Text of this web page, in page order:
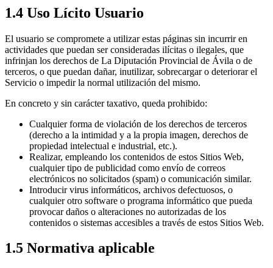
1.4 Uso Lícito Usuario
El usuario se compromete a utilizar estas páginas sin incurrir en
actividades que puedan ser consideradas ilícitas o ilegales, que
infrinjan los derechos de La Diputación Provincial de Ávila o de
terceros, o que puedan dañar, inutilizar, sobrecargar o deteriorar el
Servicio o impedir la normal utilización del mismo.
En concreto y sin carácter taxativo, queda prohibido:
Cualquier forma de violación de los derechos de terceros
(derecho a la intimidad y a la propia imagen, derechos de
propiedad intelectual e industrial, etc.).
Realizar, empleando los contenidos de estos Sitios Web,
cualquier tipo de publicidad como envío de correos
electrónicos no solicitados (spam) o comunicación similar.
Introducir virus informáticos, archivos defectuosos, o
cualquier otro software o programa informático que pueda
provocar daños o alteraciones no autorizadas de los
contenidos o sistemas accesibles a través de estos Sitios Web.
1.5 Normativa aplicable